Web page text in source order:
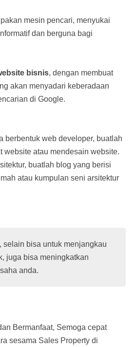
mesin pencari, menyukai
dan berguna bagi
bisnis, dengan membuat
akan menyadari keberadaan
di Google.
berbentuk web developer, buatlah
website atau mendesain website.
buatlah blog yang berisi
atau kumpulan seni arsitektur
selain bisa untuk menjangkau
juga bisa meningkatkan
anda.
Bermanfaat, Semoga cepat
sesama Sales Property di